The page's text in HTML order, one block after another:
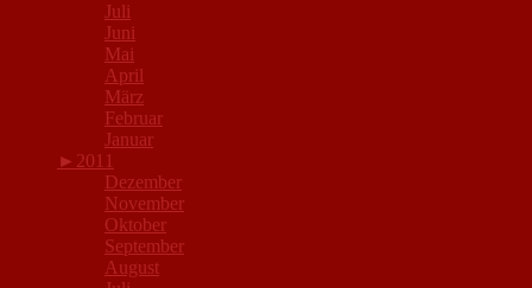
Juli
Juni
Mai
April
März
Februar
Januar
► 2011
Dezember
November
Oktober
September
August